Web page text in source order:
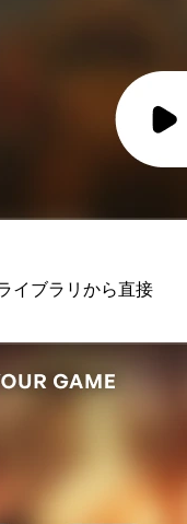
イブラリから直接